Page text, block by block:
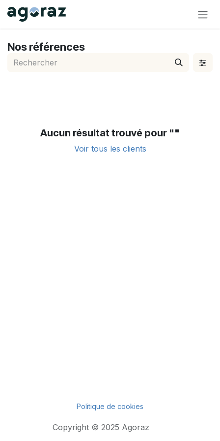
Se rendre au contenu
Nos références
Aucun résultat trouvé pour ""
Voir tous les clients
Politique de cookies
Copyright © 2025 Agoraz